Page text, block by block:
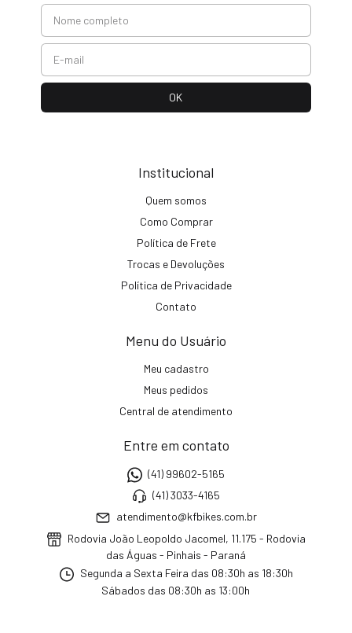
Institucional
Quem somos
Como Comprar
Política de Frete
Trocas e Devoluções
Política de Privacidade
Contato
Menu do Usuário
Meu cadastro
Meus pedidos
Central de atendimento
Entre em contato
(41) 99602-5165
(41) 3033-4165
atendimento@kfbikes.com.br
Rodovia João Leopoldo Jacomel, 11.175 - Rodovia
das Águas - Pinhais - Paraná
Segunda a Sexta Feira das 08:30h as 18:30h
Sábados das 08:30h as 13:00h